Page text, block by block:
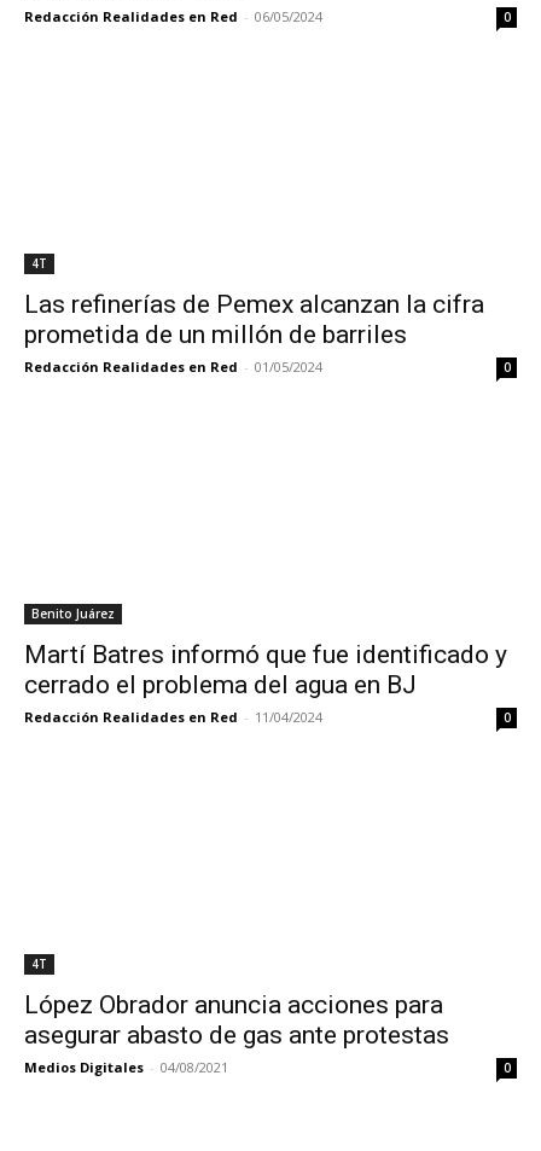
Redacción Realidades en Red - 06/05/2024 0
4T
Las refinerías de Pemex alcanzan la cifra
prometida de un millón de barriles
Redacción Realidades en Red - 01/05/2024 0
Benito Juárez
Martí Batres informó que fue identificado y
cerrado el problema del agua en BJ
Redacción Realidades en Red - 11/04/2024 0
4T
López Obrador anuncia acciones para
asegurar abasto de gas ante protestas
Medios Digitales - 04/08/2021 0